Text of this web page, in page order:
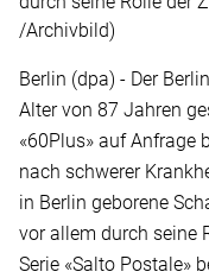
/Archivbild)
Berlin (dpa) - Der
Alter von 87 Jahren
«60Plus» auf Anfrage
nach schwerer
in Berlin geborene
vor allem durch seine
Serie «Salto Postale»